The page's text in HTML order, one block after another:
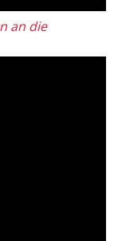
an die